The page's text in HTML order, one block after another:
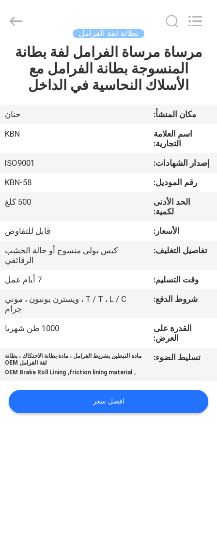
مسكن
منتجات
معلومات
جولة
المعمل
مراقبة
الجودة
اتصل
اطلب
اقتباس
PRIVACY
بطانة لفة الفرامل
مرساة مرساة الفرامل لفة بطانة
المنسوجة بطانة الفرامل مع
الأسلاك النحاسية في الداخل
مكان المنشأ:
حنان
اسم العلامة
التجارية:
KBN
إصدار الشهادات:
ISO9001
رقم الموديل:
KBN-58
الحد الأدنى
لكمية:
500 كلغ
الأسعار:
قابل للتفاوض
تفاصيل التغليف:
كيس بولي منسوج أو حالة الخشب
الرقائقي
وقت التسليم:
7 أيام عمل
شروط الدفع:
T / T ، L / C ، ويسترن يونيون ، موني
جرام
القدرة على
العرض:
1000 طن شهريا
تسليط الضوء:
مادة التبطين بشريط الفرامل ، مادة بطانة الاحتكاك ، بطانة
لفة الفرامل OEM
,
friction lining material
,
OEM Brake Roll Lining
افضل سعر